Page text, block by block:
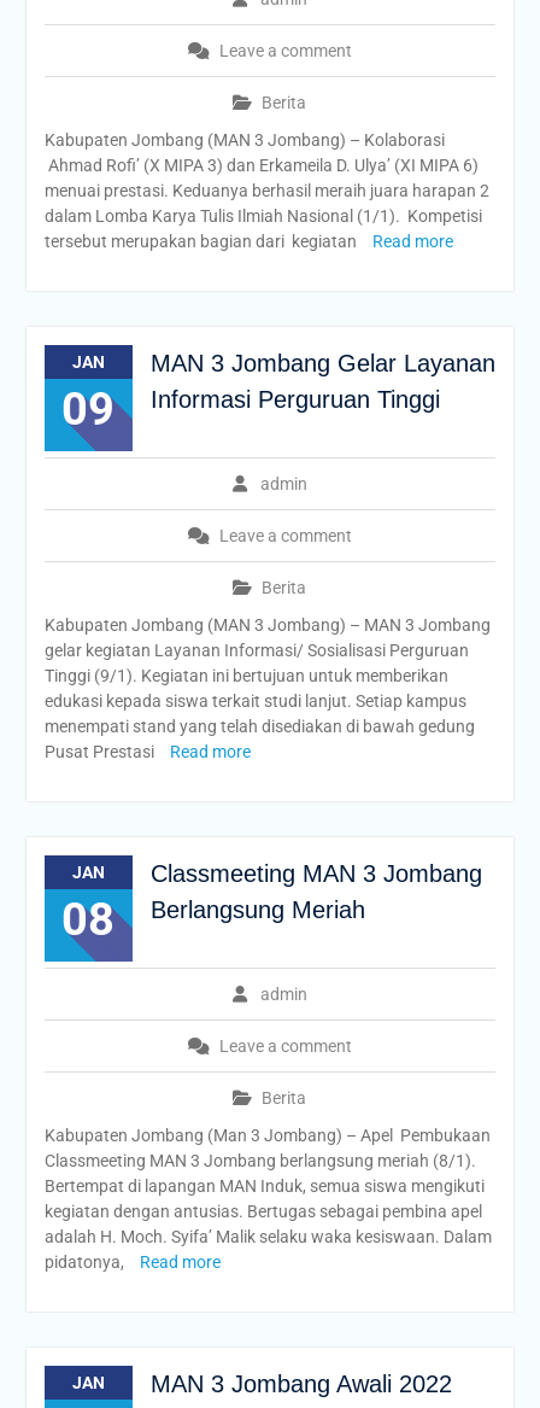
Leave a comment
Berita
Kabupaten Jombang (MAN 3 Jombang) – Kolaborasi
Ahmad Rofi’ (X MIPA 3) dan Erkameila D. Ulya’ (XI MIPA 6)
menuai prestasi. Keduanya berhasil meraih juara harapan 2
dalam Lomba Karya Tulis Ilmiah Nasional (1/1). Kompetisi
tersebut merupakan bagian dari kegiatan
Read more
JAN
09
MAN 3 Jombang Gelar Layanan
Informasi Perguruan Tinggi
admin
Leave a comment
Berita
Kabupaten Jombang (MAN 3 Jombang) – MAN 3 Jombang
gelar kegiatan Layanan Informasi/ Sosialisasi Perguruan
Tinggi (9/1). Kegiatan ini bertujuan untuk memberikan
edukasi kepada siswa terkait studi lanjut. Setiap kampus
menempati stand yang telah disediakan di bawah gedung
Pusat Prestasi
Read more
JAN
08
Classmeeting MAN 3 Jombang
Berlangsung Meriah
admin
Leave a comment
Berita
Kabupaten Jombang (Man 3 Jombang) – Apel Pembukaan
Classmeeting MAN 3 Jombang berlangsung meriah (8/1).
Bertempat di lapangan MAN Induk, semua siswa mengikuti
kegiatan dengan antusias. Bertugas sebagai pembina apel
adalah H. Moch. Syifa’ Malik selaku waka kesiswaan. Dalam
pidatonya,
Read more
JAN
MAN 3 Jombang Awali 2022